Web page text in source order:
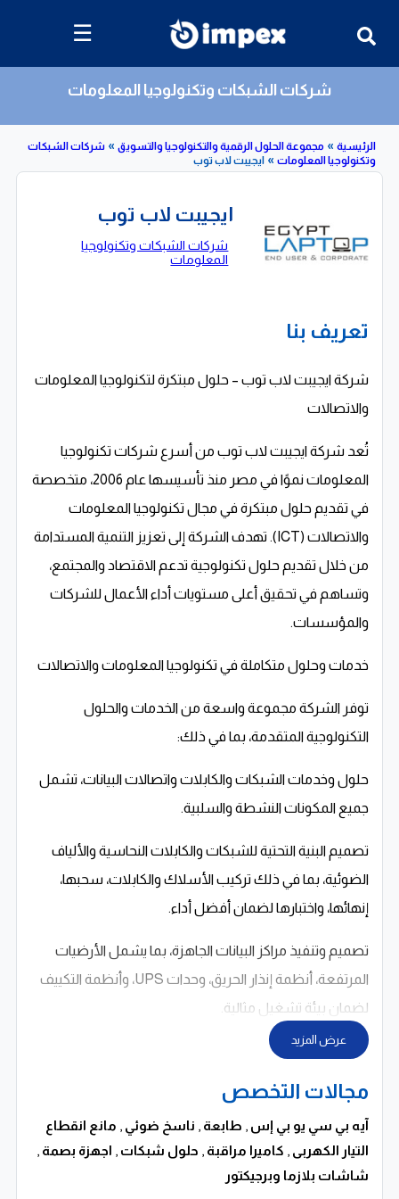
☰
شركات الشبكات وتكنولوجيا المعلومات
»
مجموعة الحلول الرقمية والتكنولوجيا والتسويق
»
شركات الشبكات
»
ايجيبت لاب توب
تعريف بنا
شركة ايجيبت لاب توب – حلول مبتكرة لتكنولوجيا المعلومات
والاتصالات
تُعد شركة ايجيبت لاب توب من أسرع شركات تكنولوجيا
المعلومات نموًا في مصر منذ تأسيسها عام 2006، متخصصة
في تقديم حلول مبتكرة في مجال تكنولوجيا المعلومات
والاتصالات (ICT). تهدف الشركة إلى تعزيز التنمية المستدامة
من خلال تقديم حلول تكنولوجية تدعم الاقتصاد والمجتمع،
وتساهم في تحقيق أعلى مستويات أداء الأعمال للشركات
والمؤسسات.
خدمات وحلول متكاملة في تكنولوجيا المعلومات والاتصالات
توفر الشركة مجموعة واسعة من الخدمات والحلول
التكنولوجية المتقدمة، بما في ذلك:
حلول وخدمات الشبكات والكابلات واتصالات البيانات، تشمل
جميع المكونات النشطة والسلبية.
تصميم البنية التحتية للشبكات والكابلات النحاسية والألياف
الضوئية، بما في ذلك تركيب الأسلاك والكابلات، سحبها،
إنهائها، واختبارها لضمان أفضل أداء.
تصميم وتنفيذ مراكز البيانات الجاهزة، بما يشمل الأرضيات
المرتفعة، أنظمة إنذار الحريق، وحدات UPS، وأنظمة التكييف
لضمان بيئة تشغيل مثالية.
حلول التحكم في الوصول وإدارة المباني والوسائط المتعددة
أنظمة المراقبة والأمن والسلامة وحلول الشبكات النشطة
لتوفير حماية شاملة للمؤسسات.
عرض المزيد
مجالات التخصص
آيه بي سي يو بي إس , طابعة , ناسخ ضوئي , مانع انقطاع
التيار الكهربى , كاميرا مراقبة , حلول شبكات , اجهزة بصمة ,
شاشات بلازما وبرجيكتور